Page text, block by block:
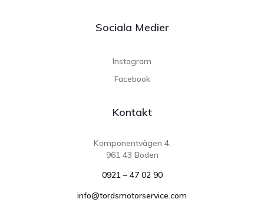
Sociala Medier
Instagram
Facebook
Kontakt
Komponentvägen 4,
961 43 Boden
0921 – 47 02 90
info@tordsmotorservice.com